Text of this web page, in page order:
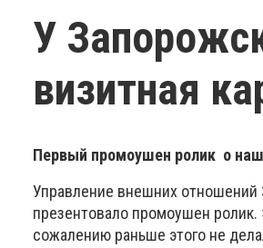
У
визитная
Первый промоушен ролик о
Управление внешних отношений
презентовало промоушен ролик.
сожалению раньше этого не